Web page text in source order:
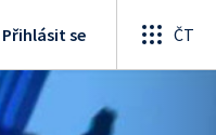
Přihlásit se ČT